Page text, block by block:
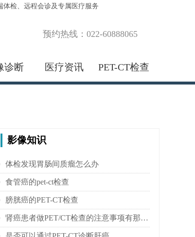
检、远程会诊及专属医疗服务
诊断 医疗资讯 PET-CT检查
预约热线：022-60888065
影像知识
体检发现胃肠间质瘤怎么办
食管癌的pet-ct检查
膀胱癌的PET-CT检查
肾癌患者做PET/CT检查的注意事项有那些？